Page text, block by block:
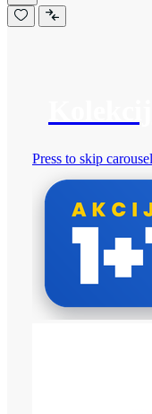
Press to skip carousel